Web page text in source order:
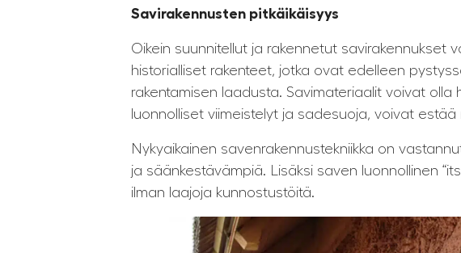
Savirakennusten pitkäikäisyys
Oikein suunnitellut ja rakennetut
historialliset rakenteet, jotka ovat edelleen
rakentamisen laadusta. Savimateriaalit voivat
luonnolliset viimeistelyt ja sadesuoja, voivat estää
Nykyaikainen savenrakennustekniikka on
ja säänkestävämpiä. Lisäksi saven luonnollinen
ilman laajoja kunnostustöitä.